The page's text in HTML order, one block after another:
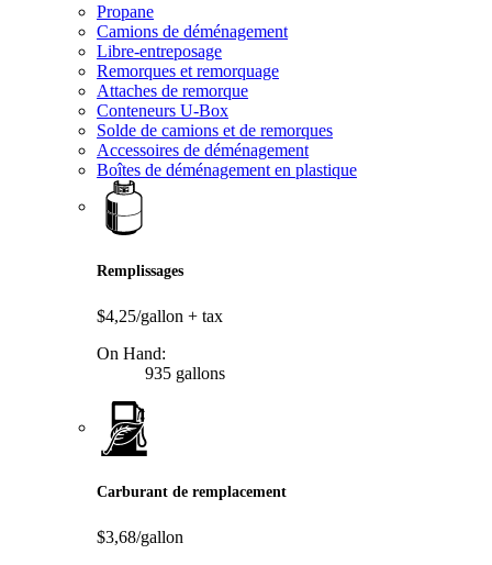
Propane
Camions de déménagement
Libre-entreposage
Remorques et remorquage
Attaches de remorque
Conteneurs U-Box
Solde de camions et de remorques
Accessoires de déménagement
Boîtes de déménagement en plastique
Remplissages
$4,25/gallon + tax
On Hand:
935 gallons
Carburant de remplacement
$3,68/gallon